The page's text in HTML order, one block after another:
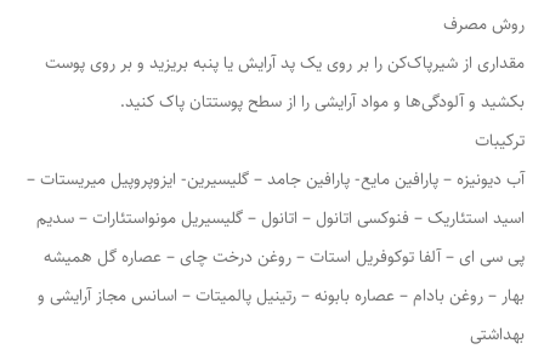
روش مصرف
مقداری از شیرپاک‌کن را بر روی یک پد آرایش یا پنبه بریزید و بر روی پوست
بکشید و آلودگی‌ها و مواد آرایشی را از سطح پوستتان پاک کنید.
ترکیبات
آب دیونیزه – پارافین مایع- پارافین جامد – گلیسیرین- ایزوپروپیل میریستات –
اسید استئاریک – فنوکسی اتانول – اتانول – گلیسیریل مونواستئارات – سدیم
پی سی ای – آلفا توکوفریل استات – روغن درخت چای – عصاره گل همیشه
بهار – روغن بادام – عصاره بابونه – رتینیل پالمیتات – اسانس مجاز آرایشی و
بهداشتی